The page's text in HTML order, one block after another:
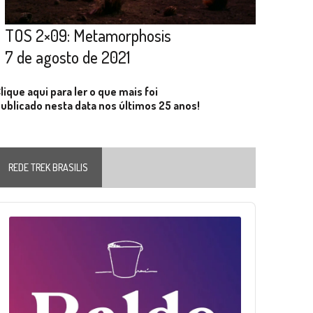
TOS 2×09: Metamorphosis
7 de agosto de 2021
aqui para ler o que mais foi
nesta data nos últimos 25 anos!
REDE TREK BRASILIS
Player